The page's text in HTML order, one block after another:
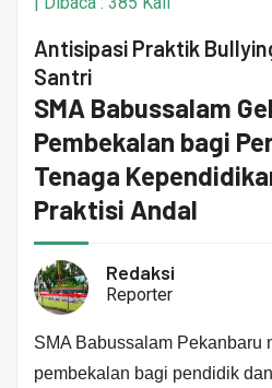
Antisipasi Praktik
Santri
SMA Babussalam
Pembekalan bagi
Tenaga
Praktisi Andal
Redaksi
Reporter
SMA Babussalam Pekanbaru
pembekalan bagi pendidik